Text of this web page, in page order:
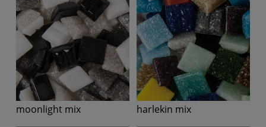
moonlight mix harlekin mix